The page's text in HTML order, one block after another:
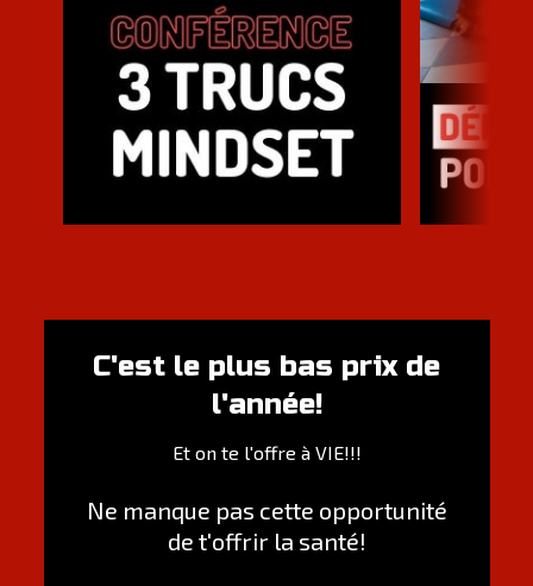
C'est le plus bas prix de
l'année!
Et on te l'offre à VIE!!!
Ne manque pas cette opportunité
de t'offrir la santé!